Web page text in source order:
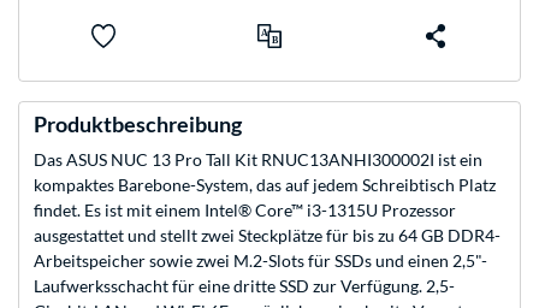
Produktbeschreibung
Das ASUS NUC 13 Pro Tall Kit RNUC13ANHI300002I ist ein
kompaktes Barebone-System, das auf jedem Schreibtisch Platz
findet. Es ist mit einem Intel® Core™ i3-1315U Prozessor
ausgestattet und stellt zwei Steckplätze für bis zu 64 GB DDR4-
Arbeitspeicher sowie zwei M.2-Slots für SSDs und einen 2,5"-
Laufwerksschacht für eine dritte SSD zur Verfügung. 2,5-